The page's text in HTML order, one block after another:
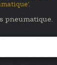
pneumatique.